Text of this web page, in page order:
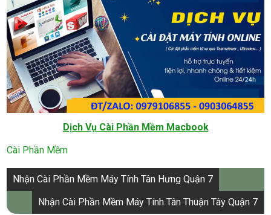
Dịch Vụ Cài Phần Mềm Macbook
Cài Phần Mềm
Điều
hướng
Nhận Cài Phần Mềm Máy Tính Tân Hưng Quận 7
Nhận Cài Phần Mềm Máy Tính Tân Thuận Tây Quận 7